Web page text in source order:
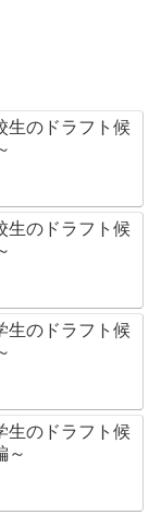
生のドラフト候
生のドラフト候
生のドラフト候
生のドラフト候
～